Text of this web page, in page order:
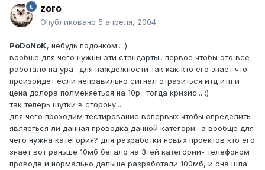
zoro
Опубликовано 5 апреля, 2004
PoDoNoK, небудь подонком.. :)
вообще для чего нужны эти стандарты.. первое чтобы это все
работало на ура- для наждежности так как кто его знает что
произойдет если неправильно сигнал отразиться итд итп и
цена долора полменяеться на 10р.. тогда кризис... :)
так теперь шутки в сторону...
для чего проходим тестирование вопервых чтобы определить
являеться ли данная проводка данной категори.. а вообще для
чего нужна категория? для разработки новых проектов кто его
знает вот раньше 10мб бегало на 3тей категории- телефоном
проводе и нормально дальше разработали 100мб, и она шла